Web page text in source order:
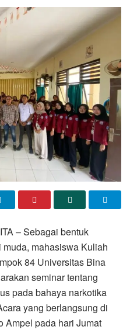
– Sebagai bentuk
mahasiswa Kuliah
84 Universitas Bina
seminar tentang
pada bahaya narkotika
yang berlangsung di
Ampel pada hari Jumat